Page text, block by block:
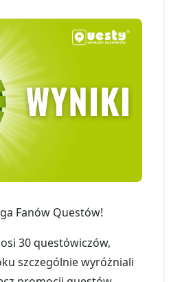
Fanów Questów!
30 questówiczów,
szczególnie wyróżniali